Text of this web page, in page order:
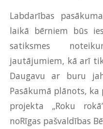
Labdarības
laikā bērniem būs
satiksmes
jautājumiem, kā arī
Daugavu ar buru
Pasākumā plānots, ka
projekta „Roku
noRīgas pašvaldības